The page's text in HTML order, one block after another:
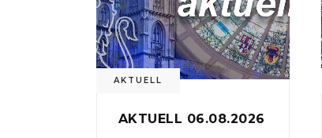
AKTUELL
AKTUELL 06.08.2026